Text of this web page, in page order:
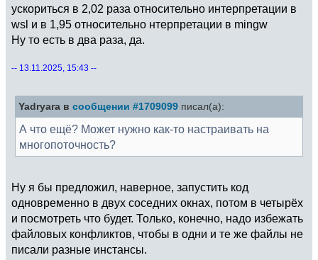
ускориться в 2,02 раза относительно интерпретации в
wsl и в 1,95 относительно нтерпретации в mingw
Ну то есть в два раза, да.
-- 13.11.2025, 15:43 --
Yadryara в сообщении #1709099 писал(а):
А что ещё? Может нужно как-то настраивать на
многопоточность?
Ну я бы предложил, наверное, запустить код
одновременно в двух соседних окнах, потом в четырёх
и посмотреть что будет. Только, конечно, надо избежать
файловых конфликтов, чтобы в одни и те же файлы не
писали разные инстансы.